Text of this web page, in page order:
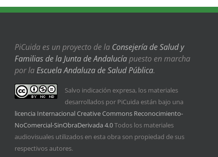
PiCuida es un proyecto de la Consejería de Salud y
Familias de la Junta de Andalucíapuesto en marcha
por laEscuela Andaluza de Salud Pública.
Salvo indicación expresa, los materiales
desarrollados por PiCuida están bajo una
licencia Internacional Creative Commons Reconocimiento-
NoComercial-SinObraDerivada 4.0Todos los materiales
audiovisuales utilizados en esta obra son propiedad de sus
respectivos autores.